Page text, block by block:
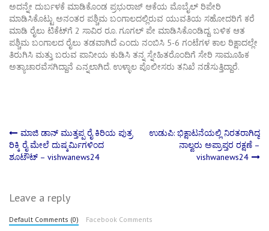
ಅದನ್ನೇ ದುರ್ಬಳಕೆ ಮಾಡಿಕೊಂಡ ಪ್ರಭುರಾಜ್‌ ಆಕೆಯ ಮೊಬೈಲ್‌ ರಿಪೇರಿ
ಮಾಡಿಸಿಕೊಟ್ಟು ಅನಂತರ ಪಶ್ಚಿಮ ಬಂಗಾಲದಲ್ಲಿರುವ ಯುವತಿಯ ಸಹೋದರಿಗೆ ಕರೆ
ಮಾಡಿ ರೈಲು ಟಿಕೆಟ್‌ಗೆ 2 ಸಾವಿರ ರೂ. ಗೂಗಲ್‌ ಪೇ ಮಾಡಿಸಿಕೊಂಡಿದ್ದ. ಬಳಿಕ ಆತ
ಪಶ್ಚಿಮ ಬಂಗಾಲದ ರೈಲು ತಡವಾಗಿದೆ ಎಂದು ನಂಬಿಸಿ 5-6 ಗಂಟೆಗಳ ಕಾಲ ರಿಕ್ಷಾದಲ್ಲೇ
ತಿರುಗಿಸಿ ಮತ್ತು ಬರುವ ಪಾನೀಯ ಕುಡಿಸಿ ತನ್ನ ಸ್ನೇಹಿತರೊಂದಿಗೆ ಸೇರಿ ಸಾಮೂಹಿಕ
ಅತ್ಯಾಚಾರವೆಸಗಿದ್ದಾನೆ ಎನ್ನಲಾಗಿದೆ. ಉಳ್ಳಾಲ ಪೊಲೀಸರು ತನಿಖೆ ನಡೆಸುತ್ತಿದ್ದಾರೆ.
Post
navigation
ಮಾಜಿ ಡಾನ್ ಮುತ್ತಪ್ಪ ರೈ ಕಿರಿಯ ಪುತ್ರ
ರಿಕ್ಕಿ ರೈ ಮೇಲೆ ದುಷ್ಕರ್ಮಿಗಳಿಂದ
ಶೂಟೌಟ್ – vishwanews24
ಉಡುಪಿ: ಭಿಕ್ಷಾಟನೆಯಲ್ಲಿ ನಿರತರಾಗಿದ್ದ
ನಾಲ್ವರು ಅಪ್ರಾಪ್ತರ ರಕ್ಷಣೆ –
vishwanews24
Leave a reply
Default Comments (0) Facebook Comments